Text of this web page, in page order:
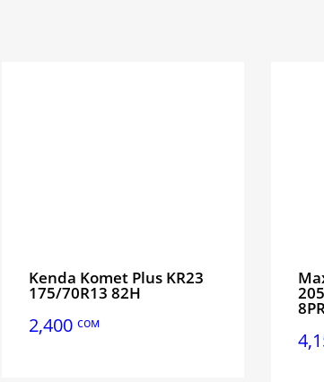
Kenda Komet Plus KR23
175/70R13 82H
2,400 сом